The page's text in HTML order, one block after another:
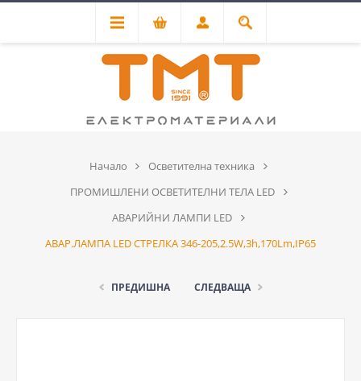
Начало
Осветителна техника
ПРОМИШЛЕНИ ОСВЕТИТЕЛНИ ТЕЛА LED
АВАРИЙНИ ЛАМПИ LED
АВАР.ЛАМПА LED СТРЕЛКА 346-205,2.5W,3h,170Lm,IP65
ПРЕДИШНА СЛЕДВАЩА